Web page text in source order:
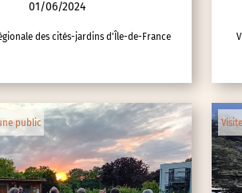
01/06/2024
des cités-jardins d'Île-de-France
public